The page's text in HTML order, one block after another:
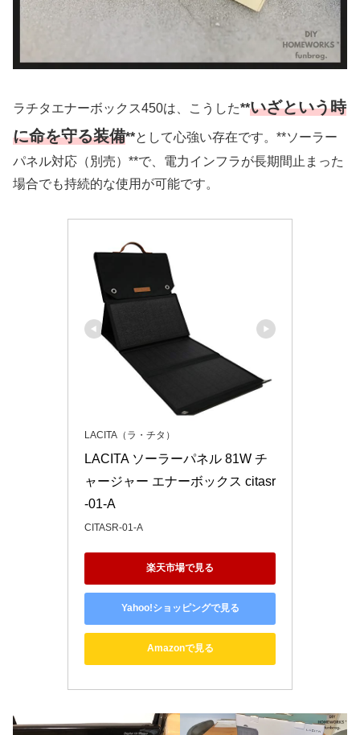
ラチタエナーボックス450は、こうした**いざという時
に命を守る装備**として心強い存在です。**ソーラー
パネル対応（別売）**で、電力インフラが長期間止まった
場合でも持続的な使用が可能です。
LACITA（ラ・チタ）
LACITA ソーラーパネル 81W チ
ャージャー エナーボックス citasr
-01-A
CITASR-01-A
楽天市場で見る
Yahoo!ショッピングで見る
Amazonで見る